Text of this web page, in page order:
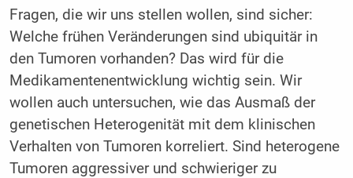
Fragen, die wir uns stellen wollen, sind sicher:
Welche frühen Veränderungen sind ubiquitär in
den Tumoren vorhanden? Das wird für die
Medikamentenentwicklung wichtig sein. Wir
wollen auch untersuchen, wie das Ausmaß der
genetischen Heterogenität mit dem klinischen
Verhalten von Tumoren korreliert. Sind heterogene
Tumoren aggressiver und schwieriger zu